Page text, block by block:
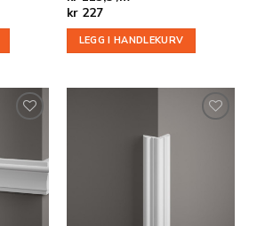
kr227
LEGG I HANDLEKURV
i
ønskeliste